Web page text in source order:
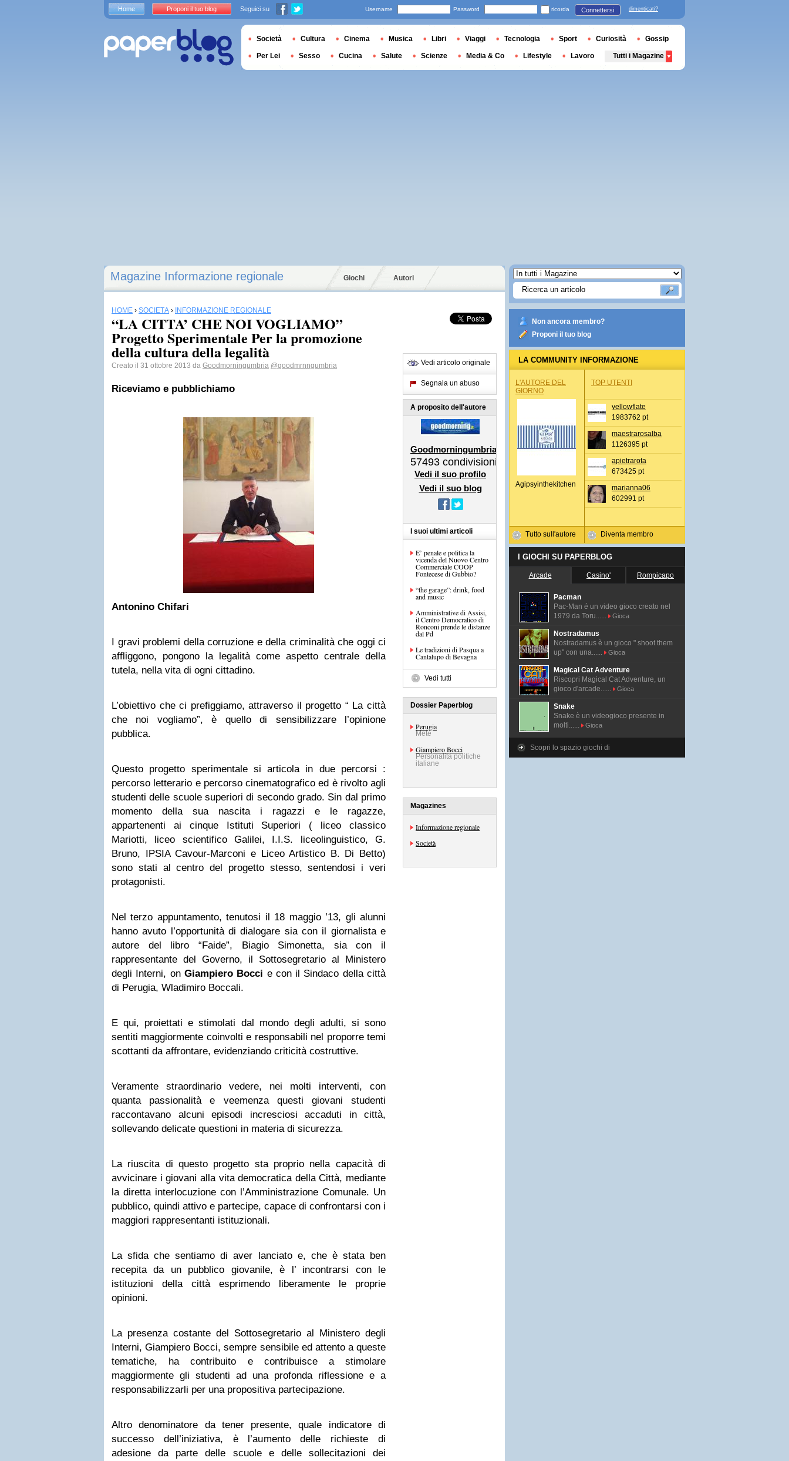
Magazine Informazione regionale Giochi Autori
HOME › SOCIETÀ › INFORMAZIONE REGIONALE
“LA CITTA’ CHE NOI VOGLIAMO”
Progetto Sperimentale Per la promozione
della cultura della legalità
Creato il 31 ottobre 2013 da Goodmorningumbria @goodmrnngumbria
Riceviamo e pubblichiamo
Antonino Chifari
I gravi problemi della corruzione e della criminalità che oggi ci
affliggono, pongono la legalità come aspetto centrale della
tutela, nella vita di ogni cittadino.
L’obiettivo che ci prefiggiamo, attraverso il progetto “ La città
che noi vogliamo”, è quello di sensibilizzare l’opinione
pubblica.
Questo progetto sperimentale si articola in due percorsi :
percorso letterario e percorso cinematografico ed è rivolto agli
studenti delle scuole superiori di secondo grado. Sin dal primo
momento della sua nascita i ragazzi e le ragazze,
appartenenti ai cinque Istituti Superiori ( liceo classico
Mariotti, liceo scientifico Galilei, I.I.S. liceolinguistico, G.
Bruno, IPSIA Cavour-Marconi e Liceo Artistico B. Di Betto)
sono stati al centro del progetto stesso, sentendosi i veri
protagonisti.
Nel terzo appuntamento, tenutosi il 18 maggio ’13, gli alunni
hanno avuto l’opportunità di dialogare sia con il giornalista e
autore del libro “Faide”, Biagio Simonetta, sia con il
rappresentante del Governo, il Sottosegretario al Ministero
degli Interni, on Giampiero Bocci e con il Sindaco della città
di Perugia, Wladimiro Boccali.
E qui, proiettati e stimolati dal mondo degli adulti, si sono
sentiti maggiormente coinvolti e responsabili nel proporre temi
scottanti da affrontare, evidenziando criticità costruttive.
Veramente straordinario vedere, nei molti interventi, con
quanta passionalità e veemenza questi giovani studenti
raccontavano alcuni episodi incresciosi accaduti in città,
sollevando delicate questioni in materia di sicurezza.
La riuscita di questo progetto sta proprio nella capacità di
avvicinare i giovani alla vita democratica della Città, mediante
la diretta interlocuzione con l’Amministrazione Comunale. Un
pubblico, quindi attivo e partecipe, capace di confrontarsi con i
maggiori rappresentanti istituzionali.
La sfida che sentiamo di aver lanciato e, che è stata ben
recepita da un pubblico giovanile, è l’ incontrarsi con le
istituzioni della città esprimendo liberamente le proprie
opinioni.
La presenza costante del Sottosegretario al Ministero degli
Interni, Giampiero Bocci, sempre sensibile ed attento a queste
tematiche, ha contribuito e contribuisce a stimolare
maggiormente gli studenti ad una profonda riflessione e a
responsabilizzarli per una propositiva partecipazione.
Altro denominatore da tener presente, quale indicatore di
successo dell’iniziativa, è l’aumento delle richieste di
adesione da parte delle scuole e delle sollecitazioni dei
Vedi articolo originale
Segnala un abuso
A proposito dell'autore
Goodmorningumbria
57493 condivisioni
Vedi il suo profilo
Vedi il suo blog
I suoi ultimi articoli
E’ penale e politica la
vicenda del Nuovo Centro
Commerciale COOP
Fontecese di Gubbio?
“the garage”: drink, food
and music
Amministrative di Assisi,
il Centro Democratico di
Ronconi prende le distanze
dal Pd
Le tradizioni di Pasqua a
Cantalupo di Bevagna
Vedi tutti
Dossier Paperblog
Perugia
Mete
Giampiero Bocci
Personalità politiche
italiane
Magazines
Informazione regionale
Società
Non ancora membro?
Proponi il tuo blog
LA COMMUNITY INFORMAZIONE
REGIONALE
L'AUTORE DEL
GIORNO
Agipsyinthekitchen
Tutto sull'autore
TOP UTENTI
yellowflate
1983762 pt
maestrarosalba
1126395 pt
apietrarota
673425 pt
marianna06
602991 pt
Diventa membro
I GIOCHI SU PAPERBLOG
Arcade Casino' Rompicapo
Pacman
Pac-Man é un video gioco creato nel
1979 da Toru......
Gioca
Nostradamus
Nostradamus è un gioco " shoot them
up" con una......
Gioca
Magical Cat Adventure
Riscopri Magical Cat Adventure, un
gioco d'arcade......
Gioca
Snake
Snake è un videogioco presente in
molti......
Gioca
Scopri lo spazio giochi di
Home Proponi il tuo blog Seguici su Username Password ricorda Connettersi dimenticati?
Società Cultura Cinema Musica Libri Viaggi Tecnologia Sport Curiosità Gossip
Per Lei Sesso Cucina Salute Scienze Media & Co Lifestyle Lavoro Tutti i Magazine